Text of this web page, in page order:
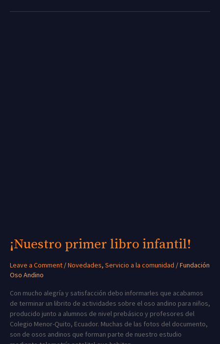
¡Nuestro primer libro infantil!
Leave a Comment /Novedades, Servicio a la comunidad /Fundación
Oso Andino
Con mucho alegría y satisfacción debo informarles que acabamos
de terminar un librito de actividades sobre el oso andino para niños,
producido junto a alumnos de nivel prebásico y profesores del
Colegio Menor-Quito, Ecuador. Muchas de las fotos del documento,
son de osos andinos que forman parte de nuestro estudio